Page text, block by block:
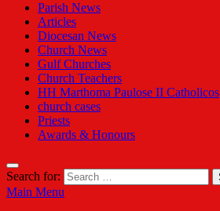
Parish News
Articles
Diocesan News
Church News
Gulf Churches
Church Teachers
HH Marthoma Paulose II Catholicos
church cases
Priests
Awards & Honours
Search for:
Main Menu